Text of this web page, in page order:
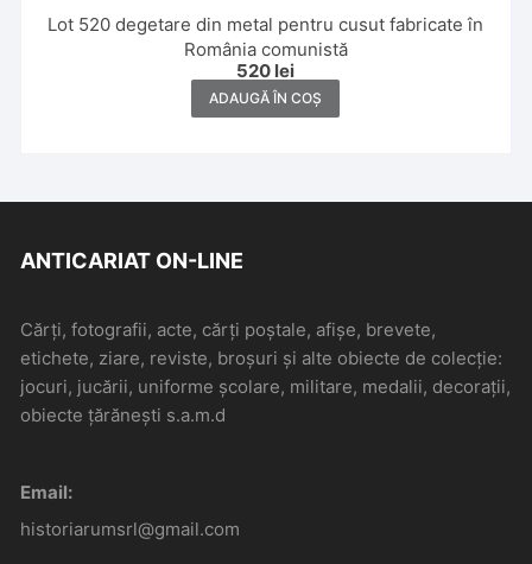
Lot 520 degetare din metal pentru cusut fabricate în
România comunistă
520 lei
ADAUGĂ ÎN COȘ
ANTICARIAT ON-LINE
Cărți, fotografii, acte, cărți poștale, afișe, brevete,
etichete, ziare, reviste, broșuri și alte obiecte de colecție:
jocuri, jucării, uniforme școlare, militare, medalii, decorații,
obiecte țărănești s.a.m.d
Email:
historiarumsrl@gmail.com